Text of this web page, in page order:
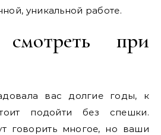
уникальной работе.
при
вас долгие годы, к
подойти без спешки.
говорить многое, но ваши